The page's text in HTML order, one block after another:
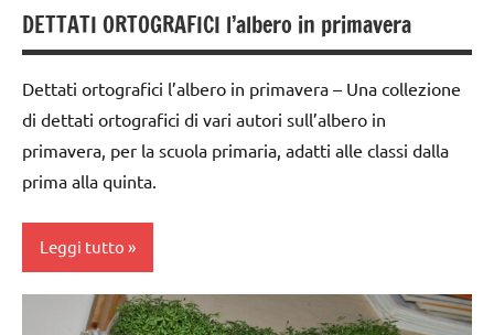
TUTTI GLI
ARTICOLI
PER ETA'
ARTICOLI
anni
degli
alberi
DELL'ANNO
SCIENZE
da 0
a 3
anni
dai
3 ai
6
dai
6
anni
DETTATI ORTOGRAFICI l’albero in primavera
Dettati ortografici l’albero in primavera – Una collezione
di dettati ortografici di vari autori sull’albero in
primavera, per la scuola primaria, adatti alle classi dalla
prima alla quinta.
Leggi tutto